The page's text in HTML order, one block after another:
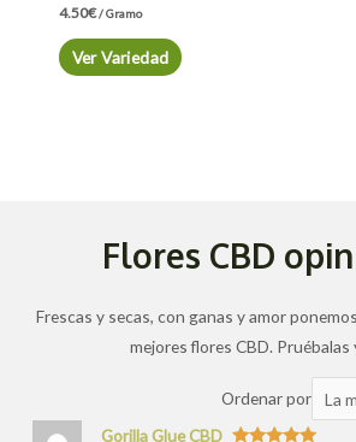
4.50€/ Gramo
Ver Variedad
Flores CBD
Frescas y secas, con ganas y amor
mejores flores CBD. Pruébalas
Ordenar por
las
Gorilla Glue CBD